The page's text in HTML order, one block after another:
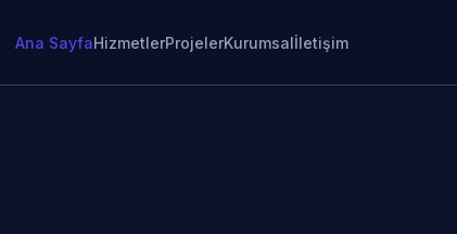
Ana SayfaHizmetlerProjelerKurumsalİletişim